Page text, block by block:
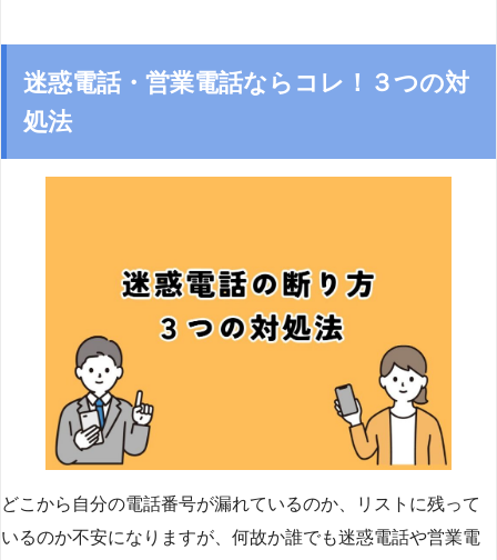
迷惑電話・営業電話ならコレ！３つの対
処法
どこから自分の電話番号が漏れているのか、リストに残って
いるのか不安になりますが、何故か誰でも迷惑電話や営業電